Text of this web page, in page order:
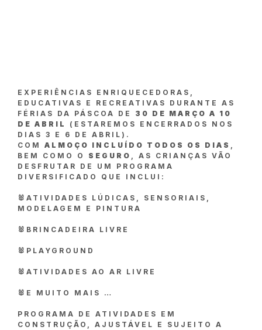
EXPERIÊNCIAS ENRIQUECEDORAS,
EDUCATIVAS E RECREATIVAS DURANTE AS
FÉRIAS DA PÁSCOA DE 30 DE MARÇO A 10
DE ABRIL
(ESTAREMOS ENCERRADOS NOS
DIAS 3 E 6 DE ABRIL).
COM ALMOÇO INCLUÍDO TODOS OS DIAS ,
BEM COMO O SEGURO , AS CRIANÇAS VÃO
DESFRUTAR DE UM PROGRAMA
DIVERSIFICADO QUE INCLUI:
🐰ATIVIDADES LÚDICAS, SENSORIAIS,
MODELAGEM E PINTURA
🐰BRINCADEIRA LIVRE
🐰PLAYGROUND
🐰ATIVIDADES AO AR LIVRE
🐰E MUITO MAIS …
PROGRAMA DE ATIVIDADES EM
CONSTRUÇÃO, AJUSTÁVEL E SUJEITO A